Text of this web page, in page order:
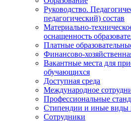
Руководство.
педагогический) состав
Материально-
оснащенность
Платные
Финансово-
Вакантные места для
обучающихся
Доступная среда
Международное
Профессиональные
Стипендии и иные виды
Сотрудники